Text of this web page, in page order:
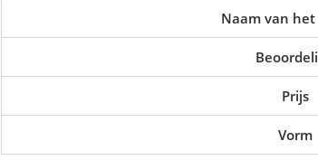
Naam van
Prijs
Vorm